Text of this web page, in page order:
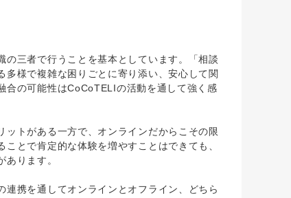
三者で行うことを基本としています。「相談
様で複雑な困りごとに寄り添い、安心して関
合の可能性はCoCoTELIの活動を通して強く感
トがある一方で、オンラインだからこその限
とで肯定的な体験を増やすことはできても、
ります。
携を通してオンラインとオフライン、どちら